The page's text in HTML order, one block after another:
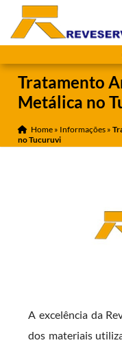
Tratamento
Metálica no
Home » Informações »
no Tucuruvi
A excelência da
dos materiais